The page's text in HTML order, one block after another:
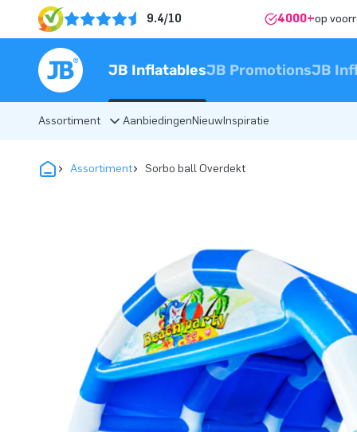
9.4/10 4000+op
JB InflatablesJB PromotionsJB
Assortiment AanbiedingenNieuwInspiratie
Assortiment Sorbo ball Overdekt